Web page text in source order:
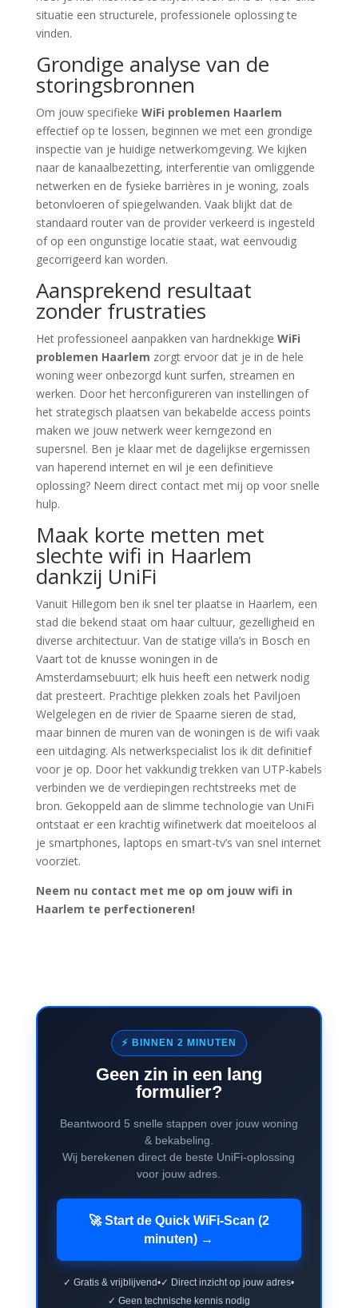
situatie een structurele, professionele oplossing te
vinden.
Grondige analyse van de
storingsbronnen
Om jouw specifieke WiFi problemen Haarlem
effectief op te lossen, beginnen we met een grondige
inspectie van je huidige netwerkomgeving. We kijken
naar de kanaalbezetting, interferentie van omliggende
netwerken en de fysieke barrières in je woning, zoals
betonvloeren of spiegelwanden. Vaak blijkt dat de
standaard router van de provider verkeerd is ingesteld
of op een ongunstige locatie staat, wat eenvoudig
gecorrigeerd kan worden.
Aansprekend resultaat
zonder frustraties
Het professioneel aanpakken van hardnekkige WiFi
problemen Haarlem zorgt ervoor dat je in de hele
woning weer onbezorgd kunt surfen, streamen en
werken. Door het herconfigureren van instellingen of
het strategisch plaatsen van bekabelde access points
maken we jouw netwerk weer kerngezond en
supersnel. Ben je klaar met de dagelijkse ergernissen
van haperend internet en wil je een definitieve
oplossing? Neem direct contact met mij op voor snelle
hulp.
Maak korte metten met
slechte wifi in Haarlem
dankzij UniFi
Vanuit Hillegom ben ik snel ter plaatse in Haarlem, een
stad die bekend staat om haar cultuur, gezelligheid en
diverse architectuur. Van de statige villa’s in Bosch en
Vaart tot de knusse woningen in de
Amsterdamsebuurt; elk huis heeft een netwerk nodig
dat presteert. Prachtige plekken zoals het Paviljoen
Welgelegen en de rivier de Spaarne sieren de stad,
maar binnen de muren van de woningen is de wifi vaak
een uitdaging. Als netwerkspecialist los ik dit definitief
voor je op. Door het vakkundig trekken van UTP-kabels
verbinden we de verdiepingen rechtstreeks met de
bron. Gekoppeld aan de slimme technologie van UniFi
ontstaat er een krachtig wifinetwerk dat moeiteloos al
je smartphones, laptops en smart-tv’s van snel internet
voorziet.
Neem nu contact met me op om jouw wifi in
Haarlem te perfectioneren!
⚡ BINNEN 2 MINUTEN
Geen zin in een lang
formulier?
Beantwoord 5 snelle stappen over jouw woning
& bekabeling.
Wij berekenen direct de beste UniFi-oplossing
voor jouw adres.
🚀 Start de Quick WiFi-Scan (2
minuten) →
✓ Gratis & vrijblijvend•✓ Direct inzicht op jouw adres•
✓ Geen technische kennis nodig